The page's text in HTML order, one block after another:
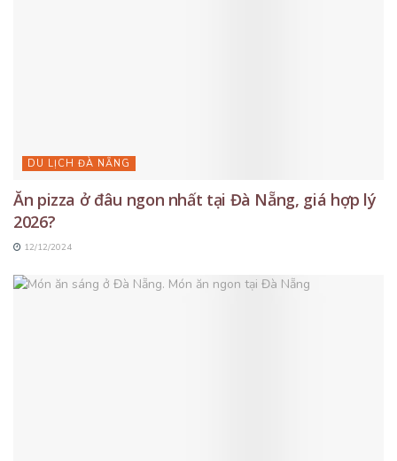
DU LỊCH ĐÀ NẴNG
Ăn pizza ở đâu ngon nhất tại Đà Nẵng, giá hợp lý
2026?
12/12/2024